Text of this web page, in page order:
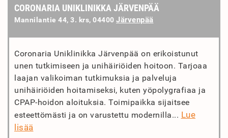
CORONARIA UNIKLINIKKA JÄRVENPÄÄ
Mannilantie 44, 3. krs, 04400 Järvenpää
Coronaria Uniklinikka Järvenpää on erikoistunut
unen tutkimiseen ja unihäiriöiden hoitoon. Tarjoaa
laajan valikoiman tutkimuksia ja palveluja
unihäiriöiden hoitamiseksi, kuten yöpolygrafiaa ja
CPAP-hoidon aloituksia. Toimipaikka sijaitsee
esteettömästi ja on varustettu modernilla... Lue
lisää